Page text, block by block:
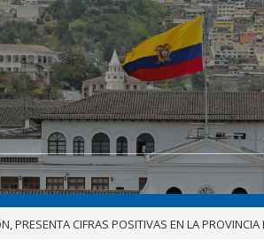
PRESENTA CIFRAS POSITIVAS EN LA